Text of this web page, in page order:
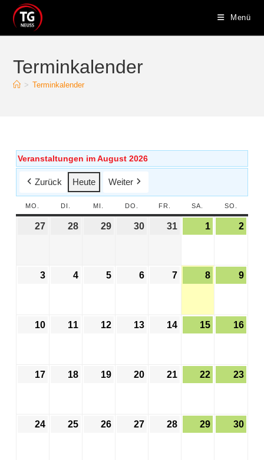
Menü
Terminkalender
> Terminkalender
Veranstaltungen im August 2026
Zurück Heute Weiter
MO. DI. MI. DO. FR. SA. SO.
27 28 29 30 31 1 2
3 4 5 6 7 8 9
10 11 12 13 14 15 16
17 18 19 20 21 22 23
24 25 26 27 28 29 30